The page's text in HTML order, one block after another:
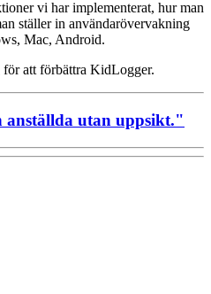
vi har implementerat, hur man
ställer in användarövervakning
Mac, Android.
att förbättra KidLogger.
utan uppsikt."